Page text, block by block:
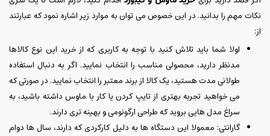
نکات مهم را بدانید. در این خصوص می توان به موارد زیر اشاره نمود که عبارتند
از:
اولا شما باید تلاش کنید با توجه به کاربری که از خرید این نوع کالاها
مدنظر دارید، محصولی مناسب را انتخاب نمایید. اگر به دنبال استفاده
طولانی مدت هستید، یک کالا از برند معتبر را انتخاب نمایید. در صورتی که
می خواهید تجربه بهتری از تایپ کردن یا کار با ماوس داشته باشید، به
سراغ مدل هایی بروید که طراحی ارگونومی و بهینه تری دارند.
گارانتی: معمولا این دستگاه ها به دلیل کارکردی که دارند، سال ها دوام